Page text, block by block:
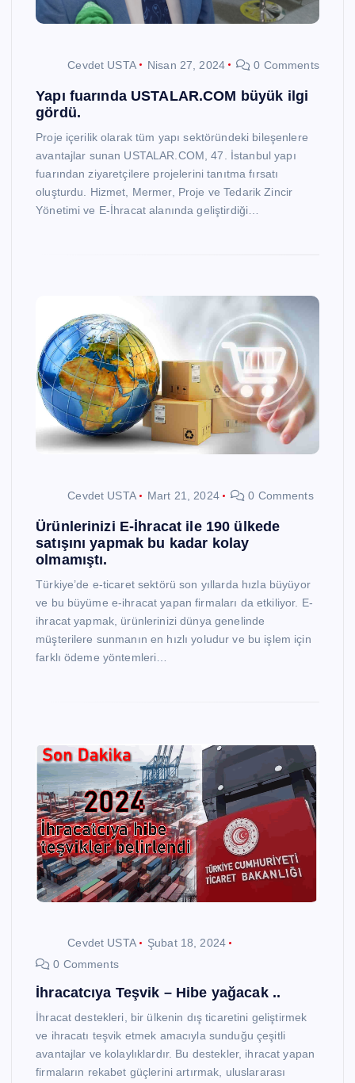
Cevdet USTA Nisan 27, 2024 0 Comments
Yapı fuarında USTALAR.COM büyük ilgi
gördü.
Proje içerilik olarak tüm yapı sektöründeki bileşenlere
avantajlar sunan USTALAR.COM, 47. İstanbul yapı
fuarından ziyaretçilere projelerini tanıtma fırsatı
oluşturdu. Hizmet, Mermer, Proje ve Tedarik Zincir
Yönetimi ve E-İhracat alanında geliştirdiği…
Cevdet USTA Mart 21, 2024 0 Comments
Ürünlerinizi E-İhracat ile 190 ülkede
satışını yapmak bu kadar kolay
olmamıştı.
Türkiye’de e-ticaret sektörü son yıllarda hızla büyüyor
ve bu büyüme e-ihracat yapan firmaları da etkiliyor. E-
ihracat yapmak, ürünlerinizi dünya genelinde
müşterilere sunmanın en hızlı yoludur ve bu işlem için
farklı ödeme yöntemleri…
Cevdet USTA
Şubat 18, 2024
0 Comments
İhracatcıya Teşvik – Hibe yağacak ..
İhracat destekleri, bir ülkenin dış ticaretini geliştirmek
ve ihracatı teşvik etmek amacıyla sunduğu çeşitli
avantajlar ve kolaylıklardır. Bu destekler, ihracat yapan
firmaların rekabet güçlerini artırmak, uluslararası